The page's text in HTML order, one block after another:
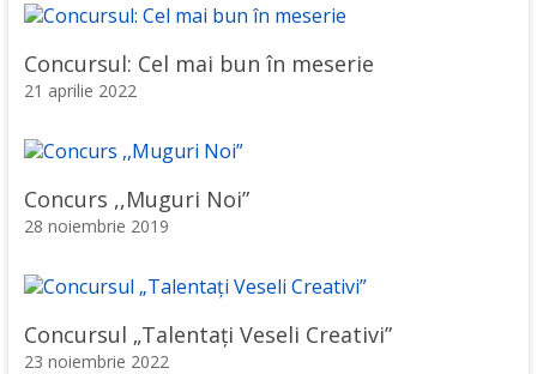
Concursul: Cel mai bun în meserie
21 aprilie 2022
Concurs ,,Muguri Noi”
28 noiembrie 2019
Concursul „Talentați Veseli Creativi”
23 noiembrie 2022